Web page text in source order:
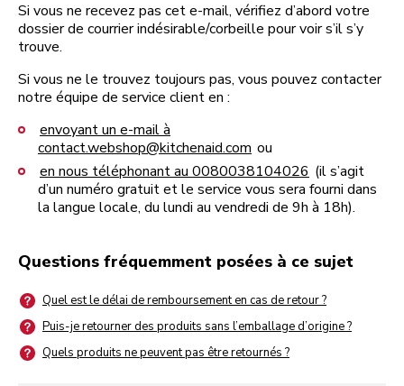
Si vous ne recevez pas cet e-mail, vérifiez d’abord votre
dossier de courrier indésirable/corbeille pour voir s’il s’y
trouve.
Si vous ne le trouvez toujours pas, vous pouvez contacter
notre équipe de service client en :
envoyant un e-mail à
contact.webshop@kitchenaid.com ou
en nous téléphonant au 0080038104026 (il s’agit
d’un numéro gratuit et le service vous sera fourni dans
la langue locale, du lundi au vendredi de 9h à 18h).
Questions fréquemment posées à ce sujet
Quel est le délai de remboursement en cas de retour ?
Puis-je retourner des produits sans l’emballage d’origine ?
Quels produits ne peuvent pas être retournés ?